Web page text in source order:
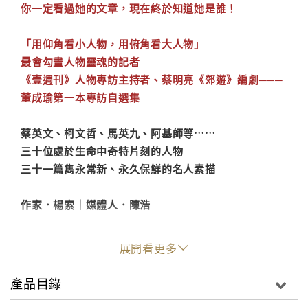
你一定看過她的文章，現在終於知道她是誰！
「用仰角看小人物，用俯角看大人物」
最會勾畫人物靈魂的記者
《壹週刊》人物專訪主持者、蔡明亮《郊遊》編劇───
董成瑜第一本專訪自選集
蔡英文、柯文哲、馬英九、阿基師等……
三十位處於生命中奇特片刻的人物
三十一篇雋永常新、永久保鮮的名人素描
作家．楊索｜媒體人．陳浩
《華麗的告解》是小說，也是歷史，
當然更是金針度與人的經典之作。
──楊索
展開看更多
產品目錄